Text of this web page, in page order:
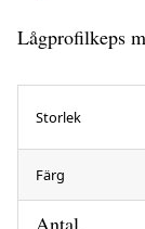
Lågprofilkeps
Storlek
Färg
Antal